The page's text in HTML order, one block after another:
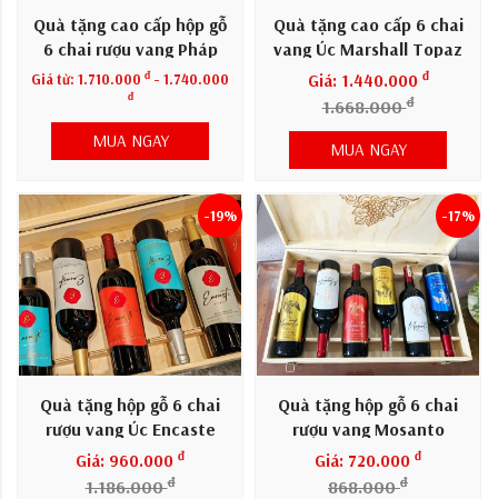
Quà tặng cao cấp hộp gỗ
6 chai rượu vang Pháp
Amelie
Giá từ: 1.710.000 đ - 1.740.000
đ
MUA NGAY
Quà tặng cao cấp 6 chai
vang Úc Marshall Topaz
Giá: 1.440.000 đ
1.668.000đ
MUA NGAY
Quà tặng hộp gỗ 6 chai
rượu vang Úc Encaste
Giá: 960.000 đ
1.186.000đ
-19%
Quà tặng hộp gỗ 6 chai
rượu vang Mosanto
Giá: 720.000 đ
868.000đ
-17%